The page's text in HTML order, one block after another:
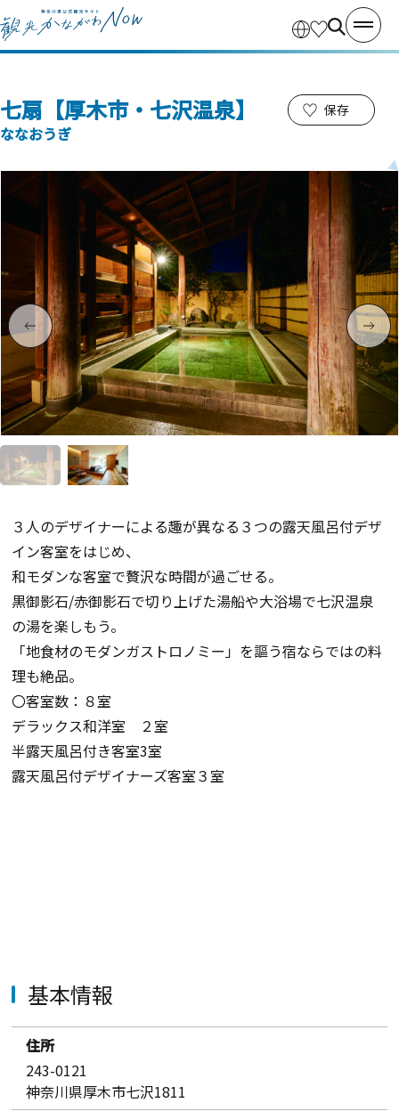
七扇【厚木市・七沢温泉】
ななおうぎ
保存
３人のデザイナーによる趣が異なる３つの露天風呂付デザ
イン客室をはじめ、
和モダンな客室で贅沢な時間が過ごせる。
黒御影石/赤御影石で切り上げた湯船や大浴場で七沢温泉
の湯を楽しもう。
「地食材のモダンガストロノミー」を謳う宿ならではの料
理も絶品。
〇客室数：８室
デラックス和洋室 ２室
半露天風呂付き客室3室
露天風呂付デザイナーズ客室３室
基本情報
住所
243-0121
神奈川県厚木市七沢1811